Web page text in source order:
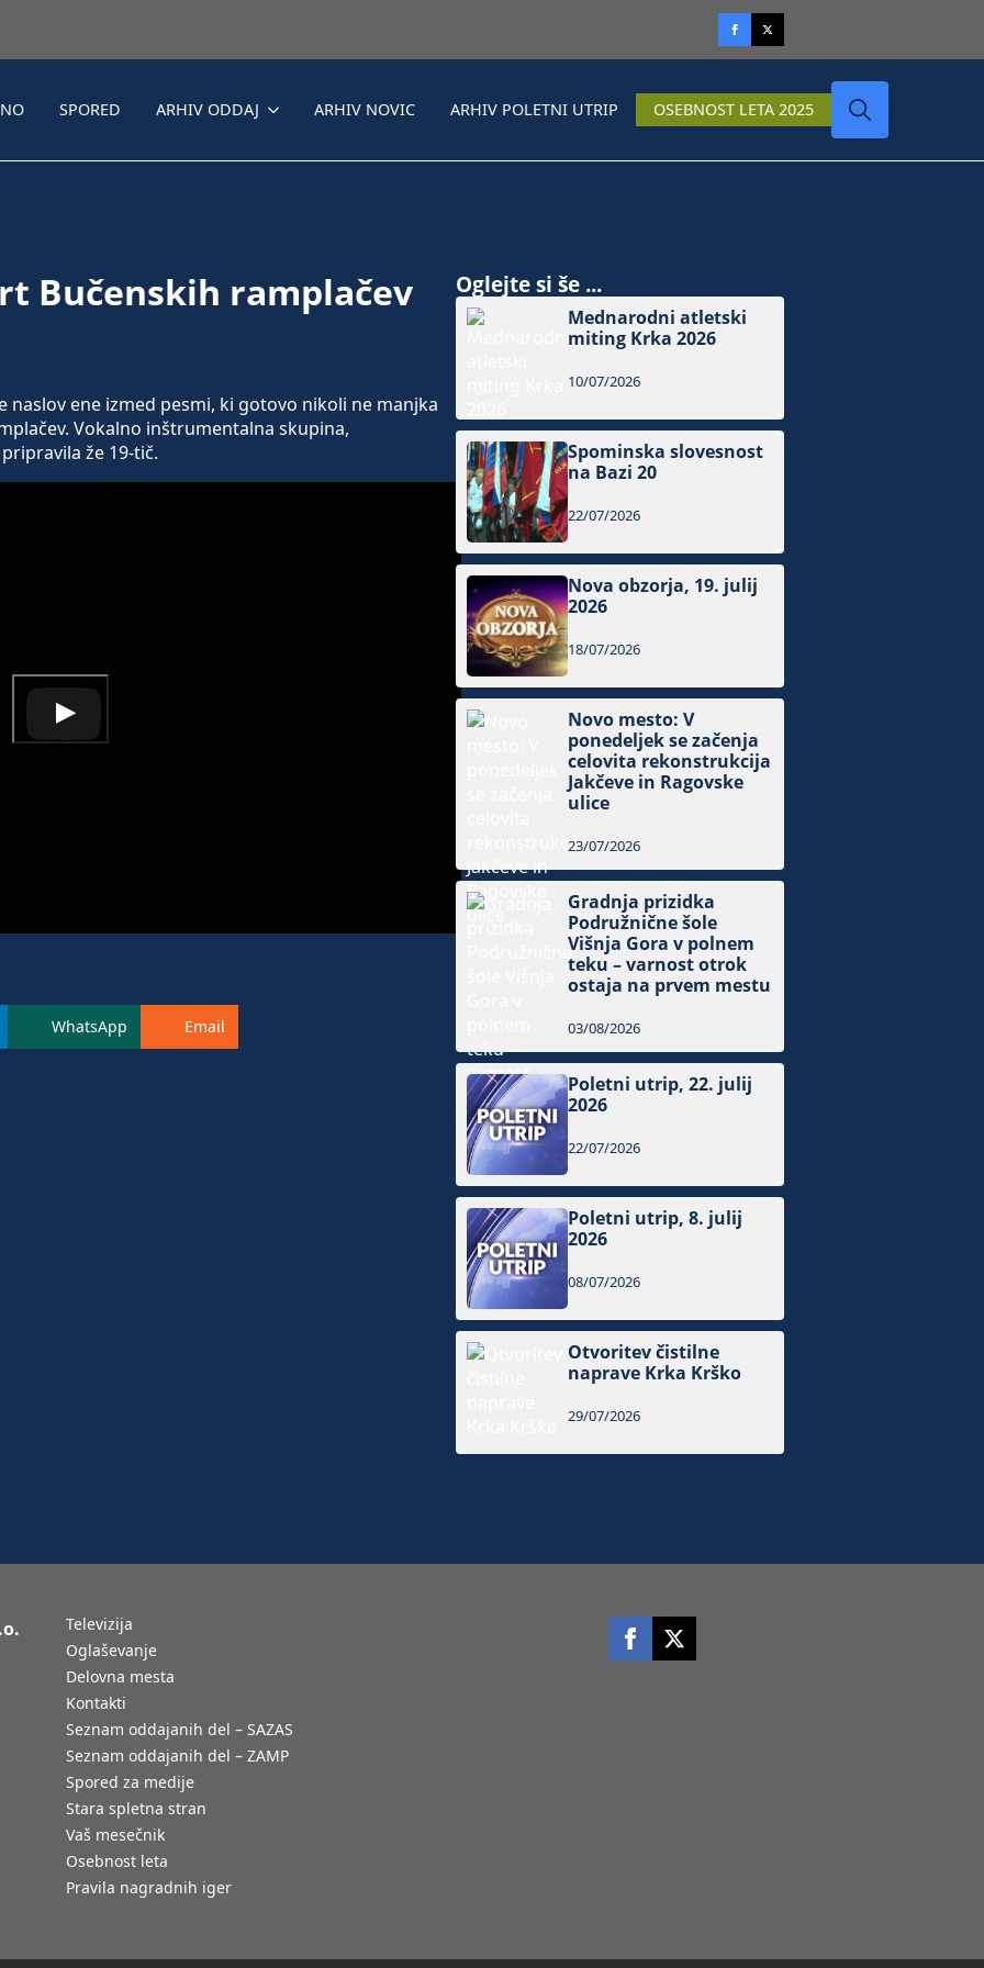
SPORED ARHIV ODDAJ ARHIV NOVIC ARHIV POLETNI UTRIP OSEBNOST LETA 2025
Bučenskih ramplačev
naslov ene izmed pesmi, ki gotovo nikoli ne manjka
Vokalno inštrumentalna skupina,
že 19-tič.
WhatsApp Email
Oglejte si še ...
Mednarodni atletski
miting Krka 2026
10/07/2026
Spominska slovesnost
na Bazi 20
22/07/2026
Nova obzorja, 19. julij
2026
18/07/2026
Novo mesto: V
ponedeljek se začenja
celovita rekonstrukcija
Jakčeve in Ragovske
ulice
23/07/2026
Gradnja prizidka
Podružnične šole
Višnja Gora v polnem
teku – varnost otrok
ostaja na prvem mestu
03/08/2026
Poletni utrip, 22. julij
2026
22/07/2026
Poletni utrip, 8. julij
2026
08/07/2026
Otvoritev čistilne
naprave Krka Krško
29/07/2026
Televizija
Oglaševanje
Delovna mesta
Kontakti
Seznam oddajanih del – SAZAS
Seznam oddajanih del – ZAMP
Spored za medije
Stara spletna stran
Vaš mesečnik
Osebnost leta
Pravila nagradnih iger